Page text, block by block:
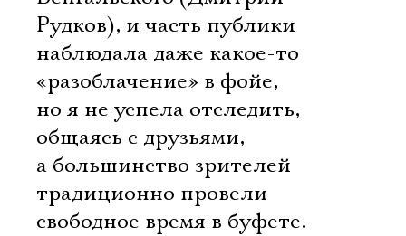
Рудков), и часть публики
наблюдала даже какое-то
«разоблачение» в фойе,
но я не успела отследить,
общаясь с друзьями,
а большинство зрителей
традиционно провели
свободное время в буфете.